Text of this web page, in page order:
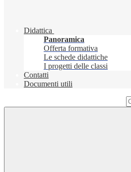
Didattica
Panoramica
Offerta formativa
Le schede didattiche
I progetti delle classi
Contatti
Documenti utili